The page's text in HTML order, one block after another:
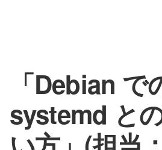
「Debian で
systemd と